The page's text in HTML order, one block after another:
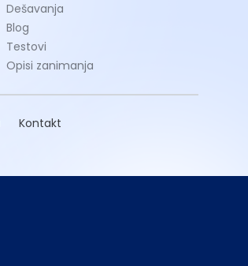
Dešavanja
Blog
Testovi
Opisi zanimanja
Kontakt